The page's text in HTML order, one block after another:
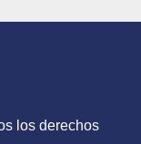
los derechos